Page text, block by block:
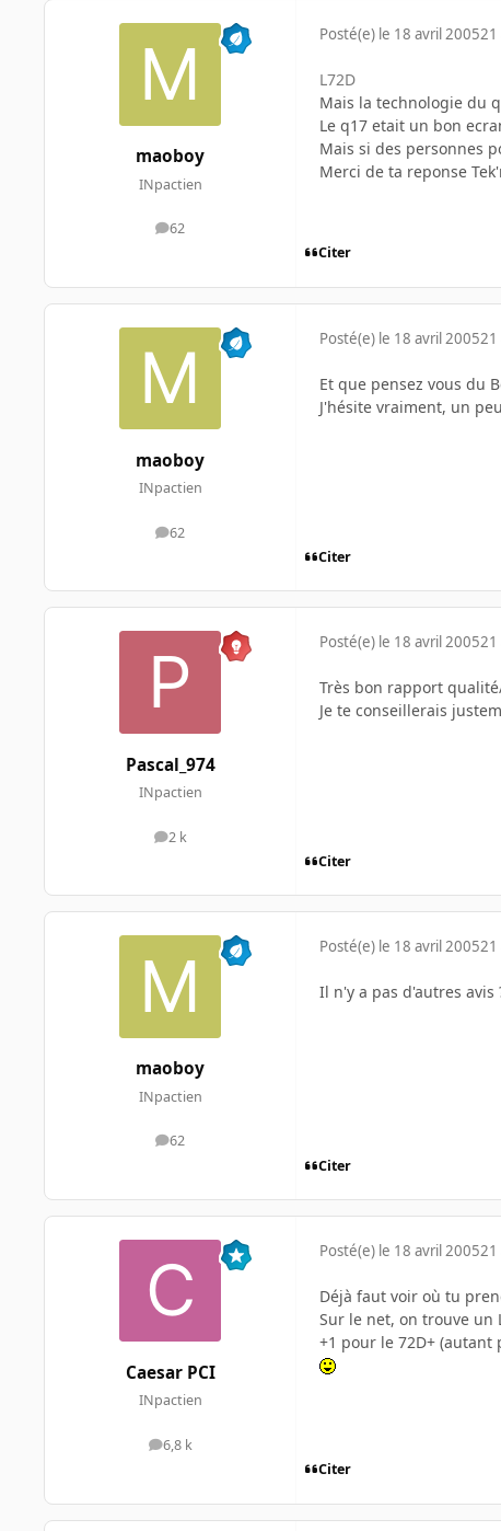
maoboy
INpactien
62
messages
Posté(e) le 18 avril 200521
L72D
Mais la technologie du
Le q17 etait un bon
Mais si des personnes
Merci de ta reponse
Citer
maoboy
INpactien
62
messages
Posté(e) le 18 avril 200521
Et que pensez vous du
J'hésite vraiment, un
Citer
Pascal_974
INpactien
2 k
messages
Posté(e) le 18 avril 200521
Très bon rapport
Je te conseillerais
Citer
maoboy
INpactien
62
messages
Posté(e) le 18 avril 200521
Il n'y a pas d'autres avis
Citer
Caesar PCI
INpactien
6,8 k
messages
Posté(e) le 18 avril 200521
Déjà faut voir où tu
Sur le net, on trouve un
+1 pour le 72D+
Citer